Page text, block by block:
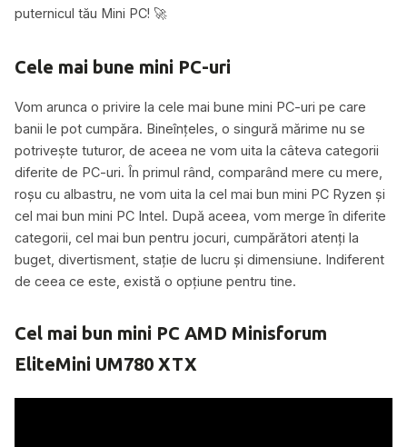
puternicul tău Mini PC! 🚀
Cele mai bune mini PC-uri
Vom arunca o privire la cele mai bune mini PC-uri pe care
banii le pot cumpăra. Bineînțeles, o singură mărime nu se
potrivește tuturor, de aceea ne vom uita la câteva categorii
diferite de PC-uri. În primul rând, comparând mere cu mere,
roșu cu albastru, ne vom uita la cel mai bun mini PC Ryzen și
cel mai bun mini PC Intel. După aceea, vom merge în diferite
categorii, cel mai bun pentru jocuri, cumpărători atenți la
buget, divertisment, stație de lucru și dimensiune. Indiferent
de ceea ce este, există o opțiune pentru tine.
Cel mai bun mini PC AMD Minisforum
EliteMini UM780 XTX